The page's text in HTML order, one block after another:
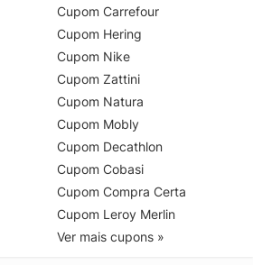
Cupom Carrefour
Cupom Hering
Cupom Nike
Cupom Zattini
Cupom Natura
Cupom Mobly
Cupom Decathlon
Cupom Cobasi
Cupom Compra Certa
Cupom Leroy Merlin
Ver mais cupons »